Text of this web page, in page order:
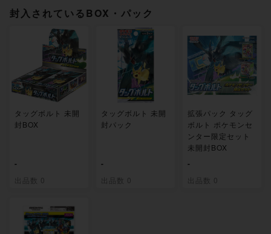
封入されているBOX・パック
タッグボルト 未開
封BOX
-
出品数 0
タッグボルト 未開
封パック
-
出品数 0
拡張パック タッグ
ボルト ポケモンセ
ンター限定セット
未開封BOX
-
出品数 0